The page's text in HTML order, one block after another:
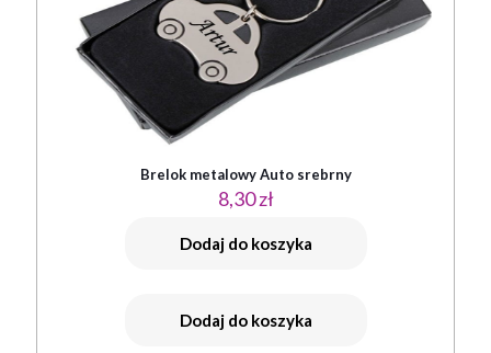
Brelok metalowy Auto srebrny
8,30zł
Dodaj do koszyka
Dodaj do koszyka